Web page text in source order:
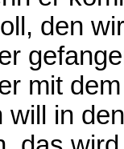
den
mit
will in